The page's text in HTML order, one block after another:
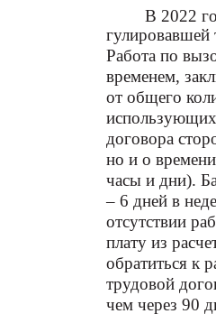
В 2022
Работа по
временем,
от общего
использующих
договора
но и о
часы и дни).
– 6 дней в
отсутствии
плату из
обратиться к
трудовой
чем через 90